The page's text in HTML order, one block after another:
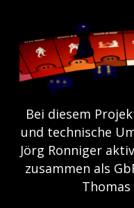
Bei diesem
und technische
Jörg Ronniger
zusammen als